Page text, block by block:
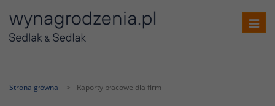
Strona główna Raporty płacowe dla firm